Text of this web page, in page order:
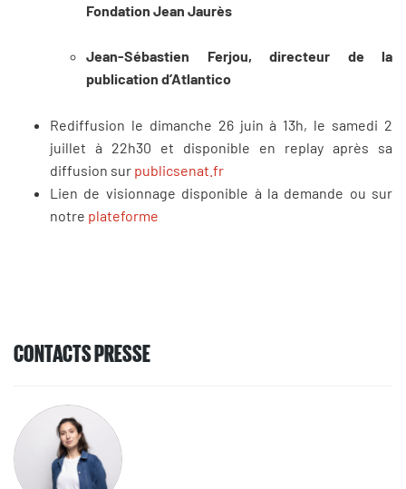
Fondation Jean Jaurès
Jean-Sébastien Ferjou, directeur de la
publication d’Atlantico
Rediffusion le dimanche 26 juin à 13h, le samedi 2
juillet à 22h30 et disponible en replay après sa
diffusion sur publicsenat.fr
Lien de visionnage disponible à la demande ou sur
notre plateforme
CONTACTS PRESSE